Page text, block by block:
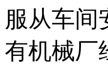
服从车间
有机械厂